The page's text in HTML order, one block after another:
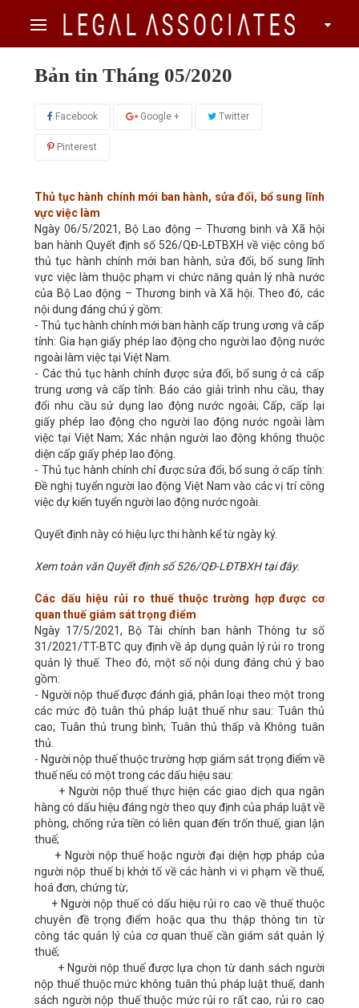
Bản tin Tháng 05/2020
Facebook Google + Twitter
Pinterest
Thủ tục hành chính mới ban hành, sửa đổi, bổ sung lĩnh
vực việc làm
Ngày 06/5/2021, Bộ Lao động – Thương binh và Xã hội
ban hành Quyết định số 526/QĐ-LĐTBXH về việc công bố
thủ tục hành chính mới ban hành, sửa đổi, bổ sung lĩnh
vực việc làm thuộc phạm vi chức năng quản lý nhà nước
của Bộ Lao động – Thương binh và Xã hội. Theo đó, các
nội dung đáng chú ý gồm:
- Thủ tục hành chính mới ban hành cấp trung ương và cấp
tỉnh: Gia hạn giấy phép lao động cho người lao động nước
ngoài làm việc tại Việt Nam.
- Các thủ tục hành chính được sửa đổi, bổ sung ở cả cấp
trung ương và cấp tỉnh: Báo cáo giải trình nhu cầu, thay
đổi nhu cầu sử dụng lao động nước ngoài; Cấp, cấp lại
giấy phép lao động cho người lao động nước ngoài làm
việc tại Việt Nam; Xác nhận người lao động không thuộc
diện cấp giấy phép lao động.
- Thủ tục hành chính chỉ được sửa đổi, bổ sung ở cấp tỉnh:
Đề nghị tuyển người lao động Việt Nam vào các vị trí công
việc dự kiến tuyển người lao động nước ngoài.
Quyết định này có hiệu lực thi hành kể từ ngày ký.
Xem toàn văn Quyết định số 526/QĐ-LĐTBXHtại đây.
Các dấu hiệu rủi ro thuế thuộc trường hợp được cơ
quan thuế giám sát trọng điểm
Ngày 17/5/2021, Bộ Tài chính ban hành Thông tư số
31/2021/TT-BTC quy định về áp dụng quản lý rủi ro trong
quản lý thuế. Theo đó, một số nội dung đáng chú ý bao
gồm:
- Người nộp thuế được đánh giá, phân loại theo một trong
các mức độ tuân thủ pháp luật thuế như sau: Tuân thủ
cao; Tuân thủ trung bình; Tuân thủ thấp và Không tuân
thủ.
- Người nộp thuế thuộc trường hợp giám sát trọng điểm về
thuế nếu có một trong các dấu hiệu sau:
+ Người nộp thuế thực hiện các giao dịch qua ngân
hàng có dấu hiệu đáng ngờ theo quy định của pháp luật về
phòng, chống rửa tiền có liên quan đến trốn thuế, gian lận
thuế;
+ Người nộp thuế hoặc người đại diện hợp pháp của
người nộp thuế bị khởi tố về các hành vi vi phạm về thuế,
hoá đơn, chứng từ;
+ Người nộp thuế có dấu hiệu rủi ro cao về thuế thuộc
chuyên đề trọng điểm hoặc qua thu thập thông tin từ
công tác quản lý của cơ quan thuế cần giám sát quản lý
thuế;
+ Người nộp thuế được lựa chọn từ danh sách người
nộp thuế thuộc mức không tuân thủ pháp luật thuế, danh
sách người nộp thuế thuộc mức rủi ro rất cao, rủi ro cao